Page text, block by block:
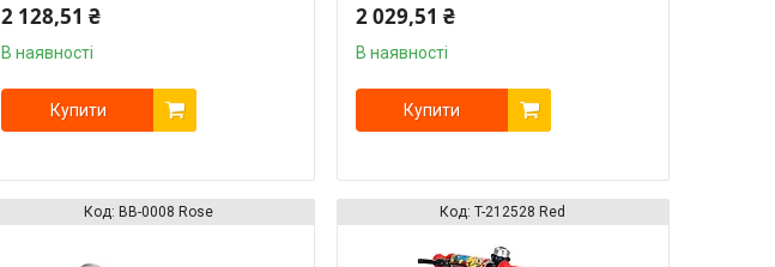
2 128,51 ₴
В наявності
Купити
2 029,51 ₴
В наявності
Купити
BB-0008 Rose T-212528 Red